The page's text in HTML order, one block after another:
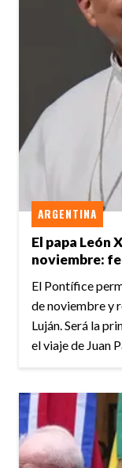
El papa León
noviembre:
ARGENTINA
El Pontífice
de noviembre y
Luján. Será la
el viaje de Juan